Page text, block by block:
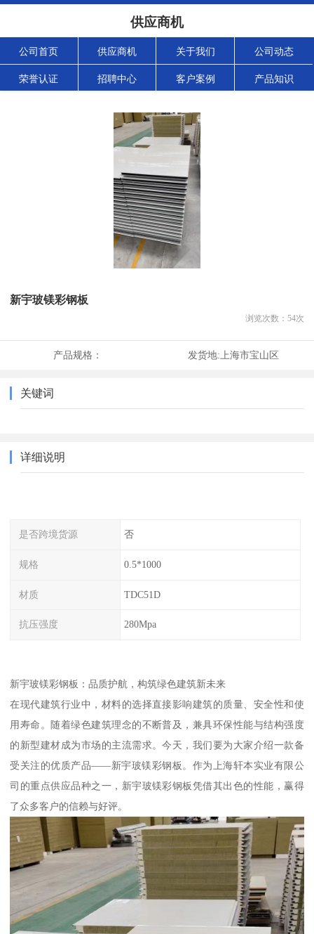
供应商机
公司首页 供应商机 关于我们 公司动态
荣誉认证 招聘中心 客户案例 产品知识
新宇玻镁彩钢板
浏览次数： 54次
产品规格： 发货地: 上海市宝山区
关键词
详细说明
是否跨境货源 否
规格 0.5*1000
材质 TDC51D
抗压强度 280Mpa
新宇玻镁彩钢板：品质护航，构筑绿色建筑新未来
在现代建筑行业中，材料的选择直接影响建筑的质量、安全性和使
用寿命。随着绿色建筑理念的不断普及，兼具环保性能与结构强度
的新型建材成为市场的主流需求。今天，我们要为大家介绍一款备
受关注的优质产品——新宇玻镁彩钢板。作为上海轩本实业有限公
司的重点供应品种之一，新宇玻镁彩钢板凭借其出色的性能，赢得
了众多客户的信赖与好评。